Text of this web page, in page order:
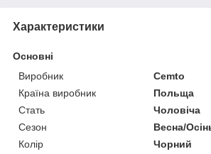
Характеристики
Основні
Виробник
Cemto
Країна виробник
Польща
Стать
Чоловіча
Сезон
Весна/
Колір
Чорний